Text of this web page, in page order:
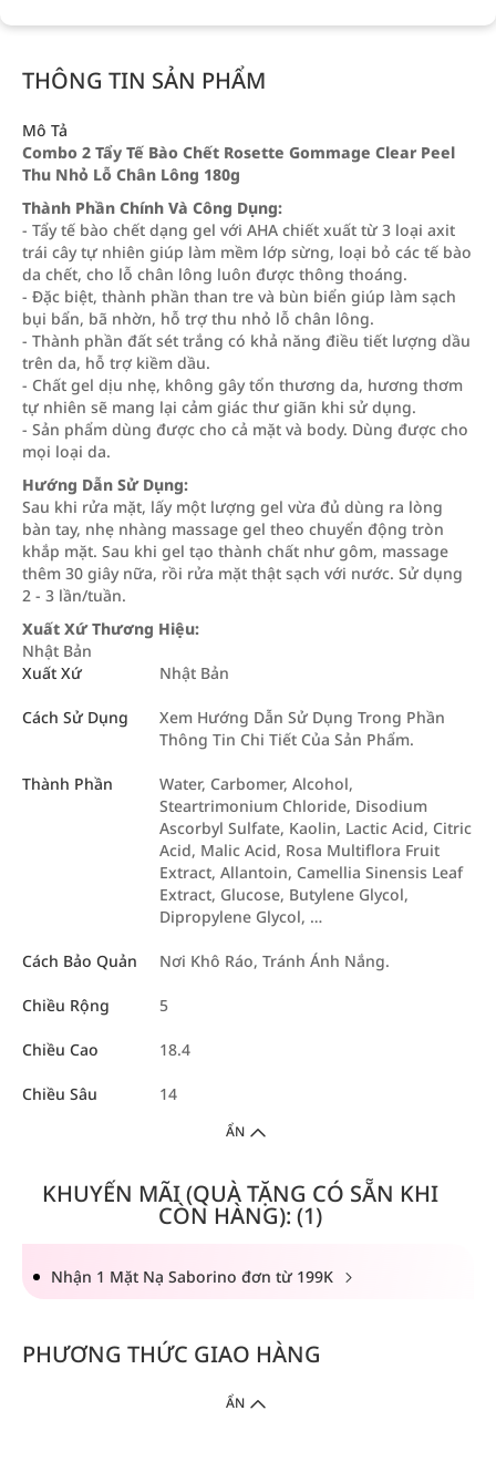
THÔNG TIN SẢN PHẨM
Mô Tả
Combo 2 Tẩy Tế Bào Chết Rosette Gommage Clear Peel
Thu Nhỏ Lỗ Chân Lông 180g
Thành Phần Chính Và Công Dụng:
- Tẩy tế bào chết dạng gel với AHA chiết xuất từ 3 loại axit
trái cây tự nhiên giúp làm mềm lớp sừng, loại bỏ các tế bào
da chết, cho lỗ chân lông luôn được thông thoáng.
- Đặc biệt, thành phần than tre và bùn biển giúp làm sạch
bụi bẩn, bã nhờn, hỗ trợ thu nhỏ lỗ chân lông.
- Thành phần đất sét trắng có khả năng điều tiết lượng dầu
trên da, hỗ trợ kiềm dầu.
- Chất gel dịu nhẹ, không gây tổn thương da, hương thơm
tự nhiên sẽ mang lại cảm giác thư giãn khi sử dụng.
- Sản phẩm dùng được cho cả mặt và body. Dùng được cho
mọi loại da.
Hướng Dẫn Sử Dụng:
Sau khi rửa mặt, lấy một lượng gel vừa đủ dùng ra lòng
bàn tay, nhẹ nhàng massage gel theo chuyển động tròn
khắp mặt. Sau khi gel tạo thành chất như gôm, massage
thêm 30 giây nữa, rồi rửa mặt thật sạch với nước. Sử dụng
2 - 3 lần/tuần.
Xuất Xứ Thương Hiệu:
Nhật Bản
Xuất Xứ
Nhật Bản
Cách Sử Dụng
Xem Hướng Dẫn Sử Dụng Trong Phần
Thông Tin Chi Tiết Của Sản Phẩm.
Thành Phần
Water, Carbomer, Alcohol,
Steartrimonium Chloride, Disodium
Ascorbyl Sulfate, Kaolin, Lactic Acid, Citric
Acid, Malic Acid, Rosa Multiflora Fruit
Extract, Allantoin, Camellia Sinensis Leaf
Extract, Glucose, Butylene Glycol,
Dipropylene Glycol, …
Cách Bảo Quản Nơi Khô Ráo, Tránh Ánh Nắng.
Chiều Rộng 5
Chiều Cao 18.4
Chiều Sâu 14
ẨN
KHUYẾN MÃI (QUÀ TẶNG CÓ SẴN KHI
CÒN HÀNG): (1)
Nhận 1 Mặt Nạ Saborino đơn từ 199K
PHƯƠNG THỨC GIAO HÀNG
ẨN